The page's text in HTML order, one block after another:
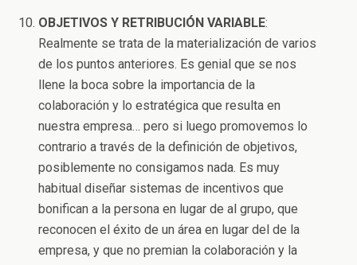
OBJETIVOS Y RETRIBUCIÓN VARIABLE:
Realmente se trata de la materialización de varios
de los puntos anteriores. Es genial que se nos
llene la boca sobre la importancia de la
colaboración y lo estratégica que resulta en
nuestra empresa… pero si luego promovemos lo
contrario a través de la definición de objetivos,
posiblemente no consigamos nada. Es muy
habitual diseñar sistemas de incentivos que
bonifican a la persona en lugar de al grupo, que
reconocen el éxito de un área en lugar del de la
empresa, y que no premian la colaboración y la